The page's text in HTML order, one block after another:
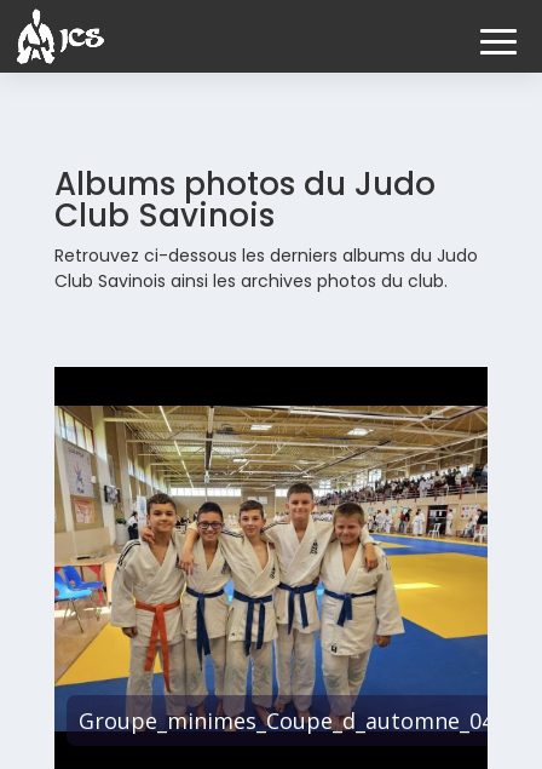
Albums photos du Judo
Club Savinois
Retrouvez ci-dessous les derniers albums du Judo
Club Savinois ainsi les archives photos du club.